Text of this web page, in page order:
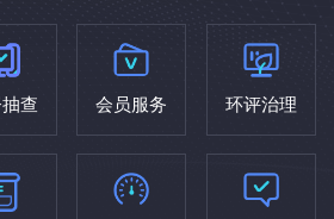
查 会员服务 环评治理